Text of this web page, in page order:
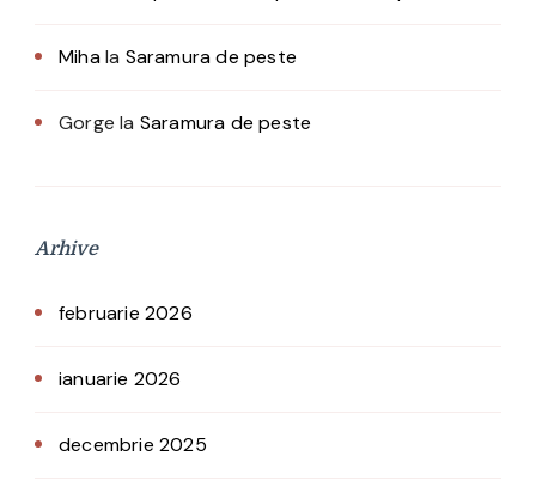
Mihala Saramura de peste
Gorge la Saramura de peste
Arhive
februarie 2026
ianuarie 2026
decembrie 2025